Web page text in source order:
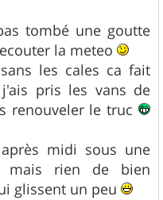
tombé une goutte
la meteo
les cales ca fait
pris les vans de
renouveler le truc
midi sous une
mais rien de bien
glissent un peu